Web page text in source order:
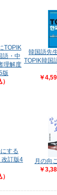
TOPIK
・中
理解度
版
韓国語先
TOPIK韓
￥
する
訂版4
月の向
￥